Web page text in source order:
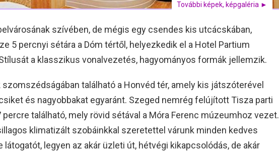
További képek, képgaléria ►
szívében, de mégis egy csendes kis utcácskában,
5 percnyi sétára a Dóm tértől, helyezkedik el a Hotel Partium
a klasszikus vonalvezetés, hagyományos formák jellemzik.
található a Honvéd tér, amely kis játszóterével
és nagyobbakat egyaránt. Szeged nemrég felújított Tisza parti
percre található, mely rövid sétával a Móra Ferenc múzeumhoz vezet.
klimatizált szobáinkkal szeretettel várunk minden kedves
látogatót, legyen az akár üzleti út, hétvégi kikapcsolódás, de akár